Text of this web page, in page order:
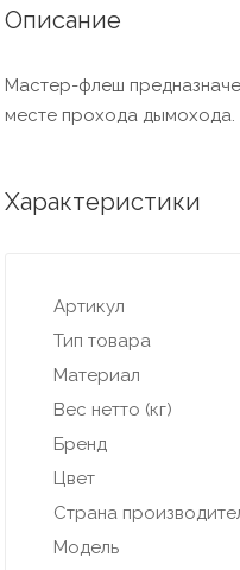
Описание
Мастер-флеш
месте прохода дымохода.
Характеристики
Артикул
Тип товара
Материал
Вес нетто (кг)
Бренд
Цвет
Страна
Модель